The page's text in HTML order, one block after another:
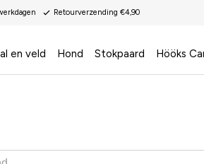
Retourverzending €4,90
en veld Hond Stokpaard Hööks